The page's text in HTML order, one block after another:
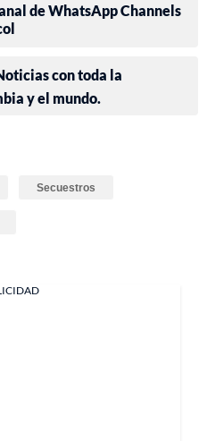
de WhatsApp Channels
con toda la
y el mundo.
Secuestros